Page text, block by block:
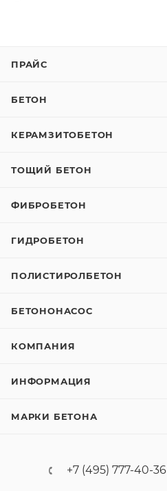
ПРАЙС
БЕТОН
КЕРАМЗИТОБЕТОН
ТОЩИЙ БЕТОН
ФИБРОБЕТОН
ГИДРОБЕТОН
ПОЛИСТИРОЛБЕТОН
БЕТОНОНАСОС
КОМПАНИЯ
ИНФОРМАЦИЯ
МАРКИ БЕТОНА
+7 (495) 777-40-36